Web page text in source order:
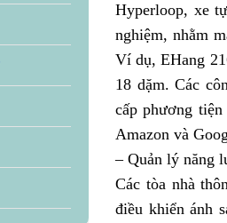
Hyperloop, xe
nghiệm, nhằm
Ví dụ, EHang
18 dặm. Các
cấp phương
Amazon và
– Quản lý năng
Các tòa nhà
điều khiển ánh